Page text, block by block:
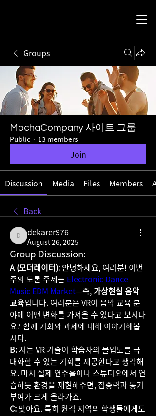
Groups
MochaCompany 사이트 그룹
Public · 13 members
Join
Discussion Media Files Members
Back
dekarer976
dekarer976
August 26, 2025
Group Discussion:
A (모더레이터): 안녕하세요, 여러분! 이번
주의 토론 주제는 Electronic Dance
Music EDM Market—즉, 가상현실 음악
교육입니다. 여러분은 VR이 음악 교육 분
야에 어떤 변화를 가져올 수 있다고 보시나
요? 함께 기회와 과제에 대해 이야기해봅
시다.
B: 저는 VR 기술이 학습자의 몰입도를 극
대화할 수 있는 기회를 제공한다고 생각해
요. 마치 실제 연주홀이나 스튜디오에서 연
습하듯 환경을 재현해주면, 집중력과 동기
부여가 크게 올라가죠.
C: 맞아요. 특히 원격 지역의 학생들에게도